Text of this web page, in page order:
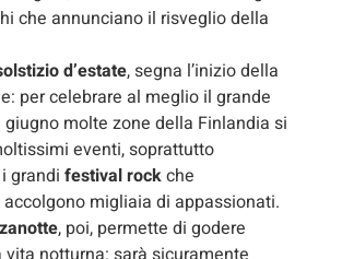
che annunciano il risveglio della
d’estate, segna l’inizio della
per celebrare al meglio il grande
molte zone della Finlandia si
eventi, soprattutto
grandi festival rockche
migliaia di appassionati.
, poi, permette di godere